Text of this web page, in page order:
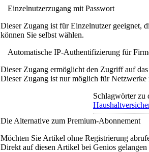
Einzelnutzerzugang mit Passwort
Dieser Zugang ist für Einzelnutzer geeignet,
können Sie selbst wählen.
Automatische IP-Authentifizierung für
Dieser Zugang ermöglicht den Zugriff auf
Dieser Zugang ist nur möglich für Netzwerke
Schlagwörter zu
Die Alternative zum Premium-Abonnement
Möchten Sie Artikel ohne Registrierung
Direkt auf diesen Artikel bei Genios gelangen